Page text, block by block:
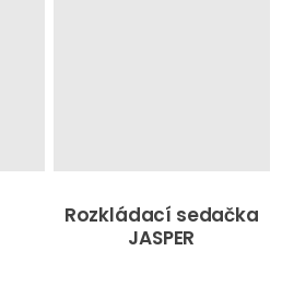
Rozkládací sedačka
JASPER